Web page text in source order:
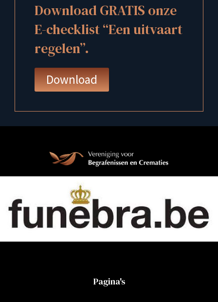
Download GRATIS onze
E-checklist “Een uitvaart
regelen”.
Download
Pagina's